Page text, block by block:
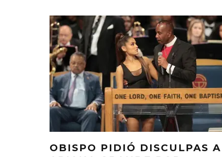
OBISPO PIDIÓ DISCULPAS A